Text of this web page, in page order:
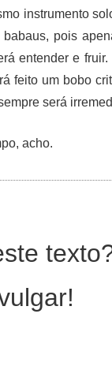
instrumento
pois
entender e
feito um bobo
será
acho.